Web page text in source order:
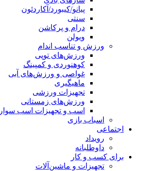
پیانو/کیبورد/آکاردئون
سنتی
درام و پرکاشن
ویولن
ورزش و تناسب اندام
ورزش‌های توپی
کوهنوردی و کمپینگ
غواصی و ورزش‌های آبی
ماهیگیری
تجهیزات ورزشی
ورزش‌های زمستانی
اسب و تجهیزات اسب
اسباب‌ بازی
اجتماعی
رویداد
داوطلبانه
برای کسب و کار
تجهیزات و ماشین‌آلات